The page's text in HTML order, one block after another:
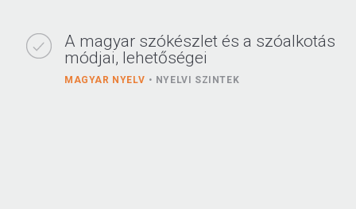
A magyar szókészlet és a szóalkotás
módjai, lehetőségei
MAGYAR NYELV NYELVI SZINTEK